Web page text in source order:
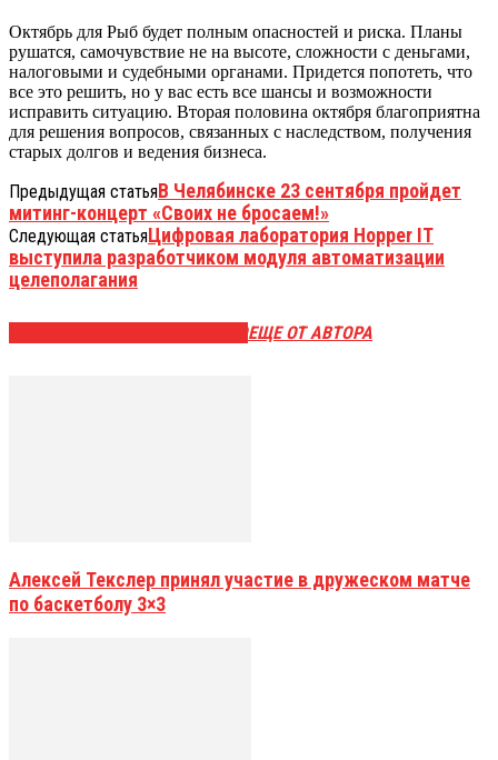
Октябрь для Рыб будет полным опасностей и риска. Планы
рушатся, самочувствие не на высоте, сложности с деньгами,
налоговыми и судебными органами. Придется попотеть, что
все это решить, но у вас есть все шансы и возможности
исправить ситуацию. Вторая половина октября благоприятна
для решения вопросов, связанных с наследством, получения
старых долгов и ведения бизнеса.
Предыдущая статьяВ Челябинске 23 сентября пройдет
митинг-концерт «Своих не бросаем!»
Следующая статьяЦифровая лаборатория Hopper IT
выступила разработчиком модуля автоматизации
целеполагания
ЕЩЕ ОТ АВТОРА
Алексей Текслер принял участие в дружеском матче
по баскетболу 3×3